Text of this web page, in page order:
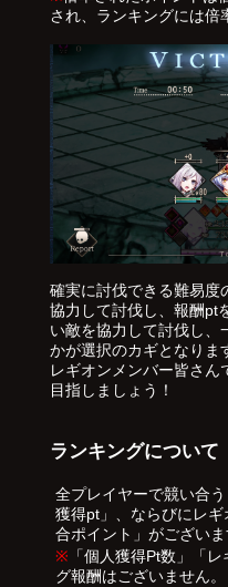
され、ランキングには倍
確実に討伐できる難易度
協力して討伐し、報酬pt
い敵を協力して討伐し、
かが選択のカギとなりま
レギオンメンバー皆さん
目指しましょう！
ランキングについて
全プレイヤーで競い合
獲得pt」、ならびにレ
合ポイント」がございま
※ 「個人獲得Pt数」「
グ報酬はございません。